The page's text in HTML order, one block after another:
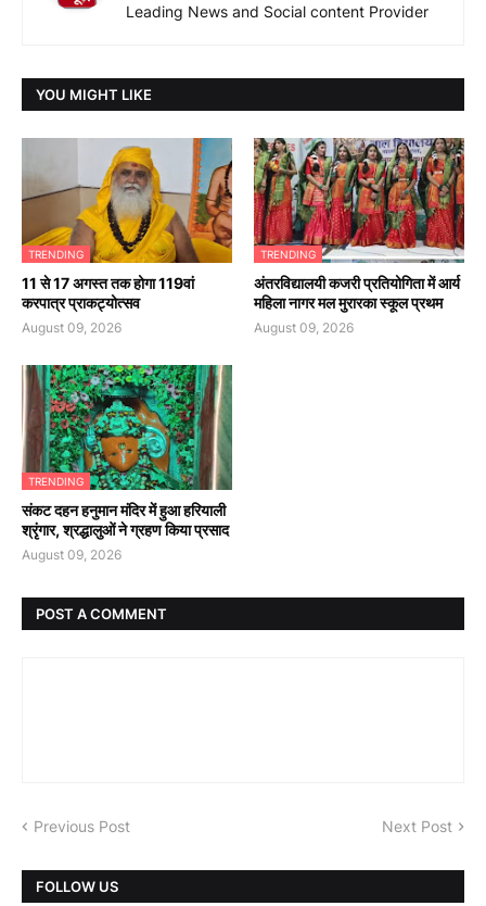
Leading News and Social content Provider
YOU MIGHT LIKE
TRENDING
11 से 17 अगस्त तक होगा 119वां
करपात्र प्राकट्योत्सव
August 09, 2026
TRENDING
अंतरविद्यालयी कजरी प्रतियोगिता में आर्य
महिला नागर मल मुरारका स्कूल प्रथम
August 09, 2026
TRENDING
संकट दहन हनुमान मंदिर में हुआ हरियाली
श्रृंगार, श्रद्धालुओं ने ग्रहण किया प्रसाद
August 09, 2026
POST A COMMENT
Previous Post Next Post
FOLLOW US